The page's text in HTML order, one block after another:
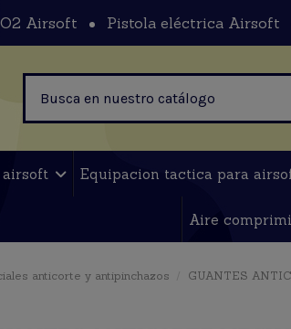
Airsoft Pistola eléctrica Airsoft
airsoft Equipacion tactica para
Aire
anticorte y antipinchazos GUANTES